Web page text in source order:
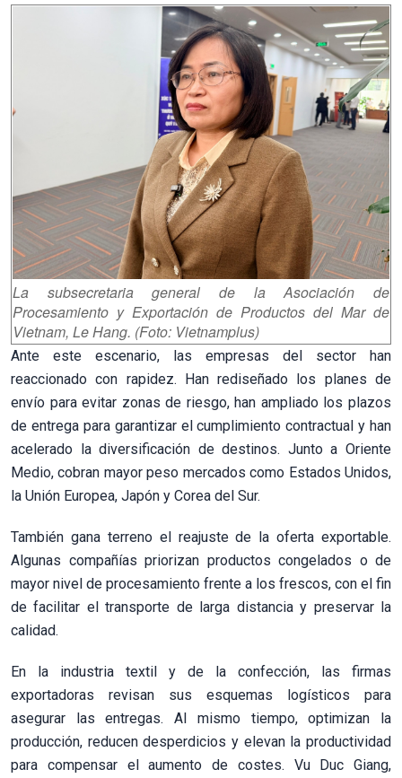
La subsecretaria general de la Asociación de
Procesamiento y Exportación de Productos del Mar de
Vietnam, Le Hang. (Foto: Vietnamplus)
Ante este escenario, las empresas del sector han
reaccionado con rapidez. Han rediseñado los planes de
envío para evitar zonas de riesgo, han ampliado los plazos
de entrega para garantizar el cumplimiento contractual y han
acelerado la diversificación de destinos. Junto a Oriente
Medio, cobran mayor peso mercados como Estados Unidos,
la Unión Europea, Japón y Corea del Sur.
También gana terreno el reajuste de la oferta exportable.
Algunas compañías priorizan productos congelados o de
mayor nivel de procesamiento frente a los frescos, con el fin
de facilitar el transporte de larga distancia y preservar la
calidad.
En la industria textil y de la confección, las firmas
exportadoras revisan sus esquemas logísticos para
asegurar las entregas. Al mismo tiempo, optimizan la
producción, reducen desperdicios y elevan la productividad
para compensar el aumento de costes. Vu Duc Giang,